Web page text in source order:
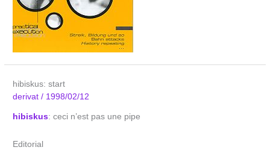
hibiskus: start
derivat/ 1998/02/12
hibiskus: ceci n’est pas une pipe
Editorial